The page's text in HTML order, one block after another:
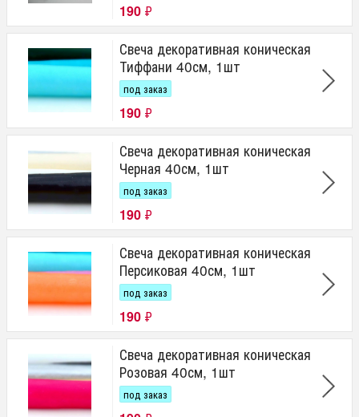
190 ₽
Свеча декоративная коническая
Тиффани 40см, 1шт
под заказ
190 ₽
Свеча декоративная коническая
Черная 40см, 1шт
под заказ
190 ₽
Свеча декоративная коническая
Персиковая 40см, 1шт
под заказ
190 ₽
Свеча декоративная коническая
Розовая 40см, 1шт
под заказ